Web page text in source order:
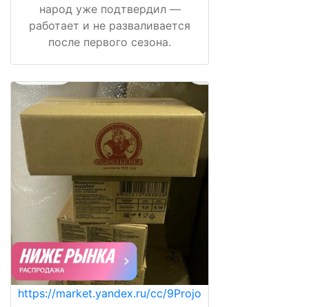
народ уже подтвердил —
работает и не разваливается
после первого сезона.
https://market.yandex.ru/cc/9Projo